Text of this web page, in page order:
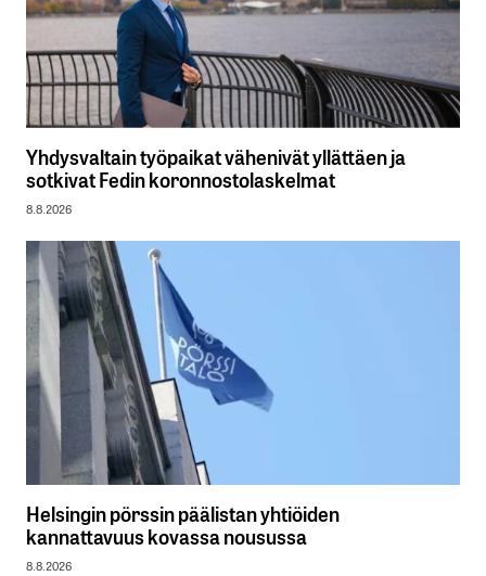
Yhdysvaltain työpaikat vähenivät yllättäen ja
sotkivat Fedin koronnostolaskelmat
8.8.2026
Helsingin pörssin päälistan yhtiöiden
kannattavuus kovassa nousussa
8.8.2026